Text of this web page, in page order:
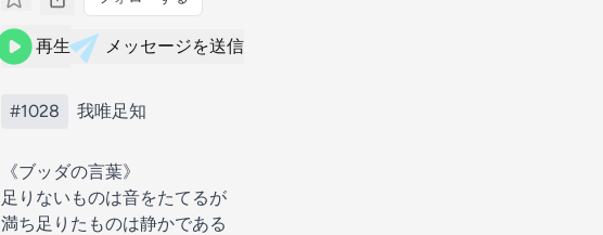
再生 メッセージを送信
#1028 我唯足知
《ブッダの言葉》
足りないものは音をたてるが
満ち足りたものは静かである